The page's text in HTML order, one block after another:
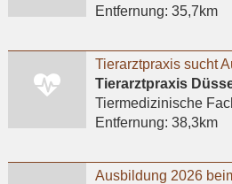
Entfernung: 35,7km
Tierarztpraxis sucht
Tiermedizinische
Entfernung: 38,3km
Ausbildung 2026